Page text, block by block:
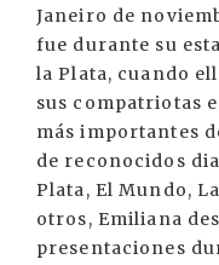
Janeiro de
fue durante su
la Plata, cuando
sus compatriotas
más importantes
de reconocidos
Plata, El Mundo,
otros, Emiliana
presentaciones